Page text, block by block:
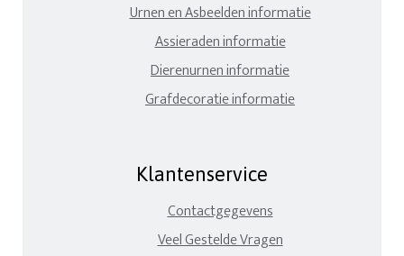
Urnen en Asbeelden informatie
Assieraden informatie
Dierenurnen informatie
Grafdecoratie informatie
Klantenservice
Contactgegevens
Veel Gestelde Vragen